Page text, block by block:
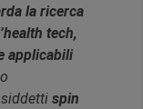
la ricerca
tech,
applicabili
spin